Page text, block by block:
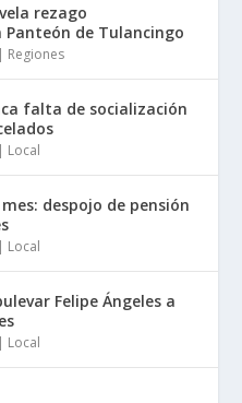
rezago
de Tulancingo
| Regiones
falta de socialización
| Local
despojo de pensión
| Local
Felipe Ángeles a
| Local